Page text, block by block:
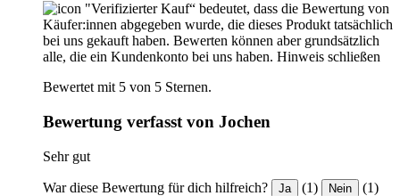
"Verifizierter Kauf“ bedeutet, dass die Bewertung von
Käufer:innen abgegeben wurde, die dieses Produkt tatsächlich
bei uns gekauft haben. Bewerten können aber grundsätzlich
alle, die ein Kundenkonto bei uns haben. Hinweis schließen
Bewertet mit 5 von 5 Sternen.
Bewertung verfasst von Jochen
Sehr gut
War diese Bewertung für dich hilfreich? Ja (1) Nein (1)